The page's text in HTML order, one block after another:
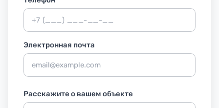
Электронная почта
Расскажите о вашем объекте